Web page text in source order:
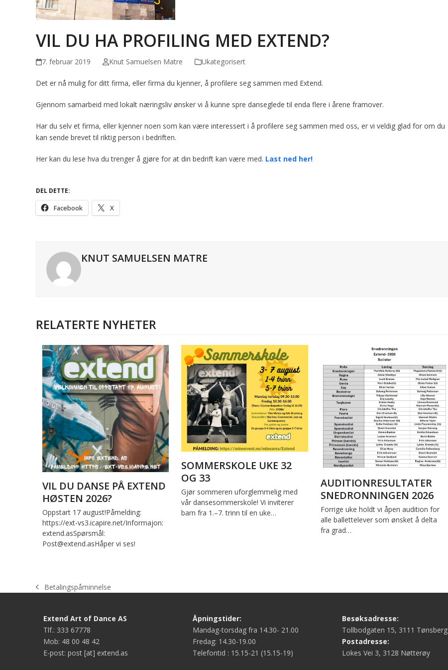
VIL DU HA PROFILING MED EXTEND?
7. februar 2019 Knut Samuelsen Matre Ukategorisert
Det er nå mulig for ditt firma, eller firma du kjenner, å profilere seg sammen med Extend.
Gjennom samarbeid med lokalt næringsliv ønsker vi å kunne spre danseglede til enda flere i årene framover.
Har du selv et firma, eller kjenner noen som kan være interessert i å profilere seg sammen med oss, er vi veldig glad for om du
kan sende brevet til riktig person i bedriften.
Her kan du lese hva du trenger å gjøre for at din bedrift kan være med. Last ned her!
DEL DETTE:
Facebook X
KNUT SAMUELSEN MATRE
RELATERTE NYHETER
VIL DU DANSE PÅ EXTEND
HØSTEN 2026?
Oppstart 17 august!Påmelding:
https://ext-vs3.icapire.net/Informajon:
extend.asSpørsmål:
Post@extend.asHåper vi ses!
SOMMERSKOLE UKE 32
OG 33
Gjør sommeren uforglemmelig med
vår dansesommerskole! Vi inviterer
barn fra 1.–7. trinn til en uke…
AUDITIONRESULTATER
SNEDRONNINGEN 2026
Forrige uke holdt vi åpen audition for
alle ballettelever som ønsket å delta
fra grad…
previous
Betalingspåminnelse
Extend Art of Dance AS
Tlf.: 333 67778
Mob: 48 00 48 42
E-post: post [at] extend.as
Åpningstider:
Mandag-torsdag fra 14.30- 21.00
Fredag: 14.30-19.00
Telefontid : 15.15-21 (15.15-19)
Besøksadresse:
Tollbodgaten 15, 3111 Tønsberg
Postadresse:
Lokes Vei 3, 3128 Nøtterøy